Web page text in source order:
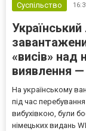
Суспільство
«висів»
виявлення
На українському
під час
вибухівкою, були
німецьких видань